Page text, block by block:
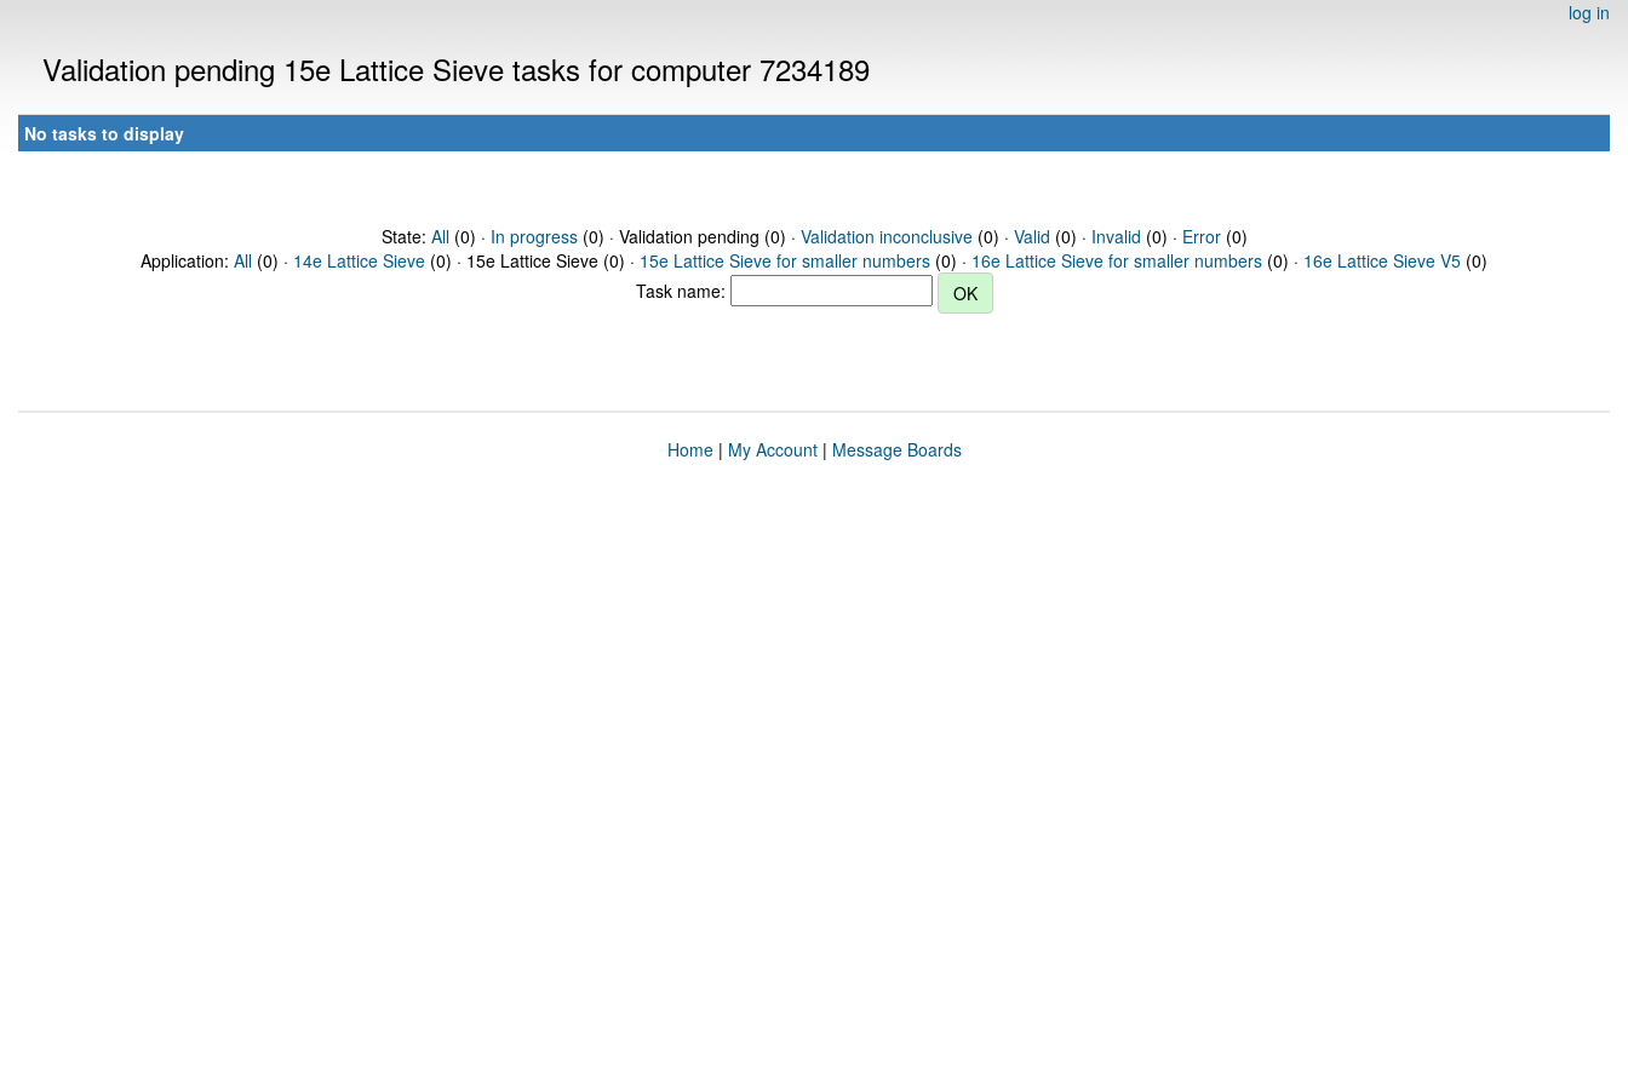
log in
Validation pending 15e Lattice Sieve tasks for computer 7234189
No tasks to display
State: All(0) · In progress(0) · Validation pending (0) · Validation inconclusive(0) · Valid (0) · Invalid (0) · Error(0)
Application: All (0) · 14e Lattice Sieve (0) · 15e Lattice Sieve (0) · 15e Lattice Sieve for smaller numbers (0) · 16e Lattice Sieve for smaller numbers (0) · 16e Lattice Sieve V5 (0)
Task name:
Home| My Account| Message Boards